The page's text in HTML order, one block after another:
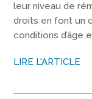
leur niveau de
droits en font un
conditions d’âge
LIRE L'ARTICLE